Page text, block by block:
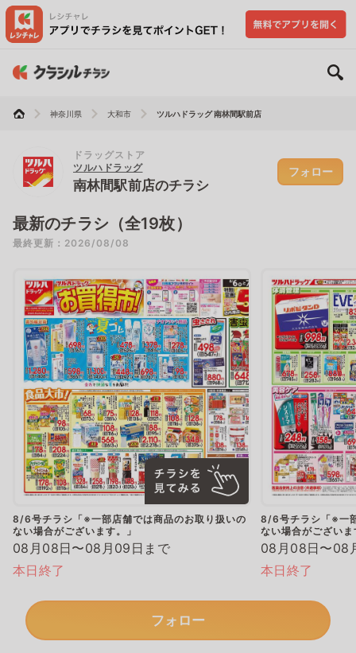
神奈川県 大和市 ツルハドラッグ 南林間駅前店
ドラッグストア
ツルハドラッグ
南林間駅前店のチラシ
フォロー
最新のチラシ（全19枚）
最終更新：2026/08/08
8/6号チラシ「※一部店舗では商品のお取り扱いの
ない場合がございます。」
08月08日〜08月09日まで
本日終了
8/6号チラシ「※一
ない場合がございま
08月08日〜08
本日終了
フォロー